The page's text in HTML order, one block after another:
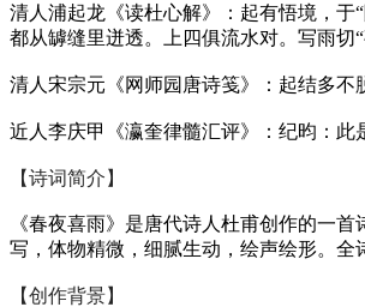
清人浦起龙《读杜心解》：起有悟境，于
都从罅缝里迸透。上四俱流水对。写雨切“
清人宋宗元《网师园唐诗笺》：起结多不
近人李庆甲《瀛奎律髓汇评》：纪昀：此
【诗词简介】
《春夜喜雨》是唐代诗人杜甫创作的一
写，体物精微，细腻生动，绘声绘形。全
【创作背景】